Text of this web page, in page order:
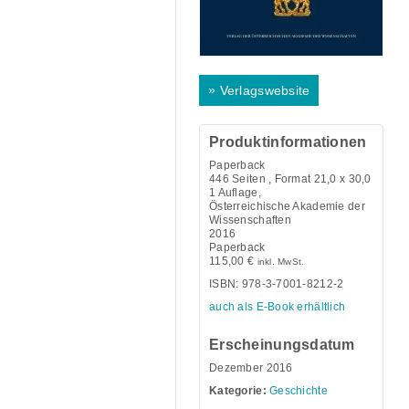
» Verlagswebsite
Produktinformationen
Paperback
446 Seiten , Format 21,0 x 30,0
1 Auflage,
Österreichische Akademie der
Wissenschaften
2016
Paperback
115,00 € inkl. MwSt.
ISBN: 978-3-7001-8212-2
auch als E-Book erhältlich
Erscheinungsdatum
Dezember 2016
Kategorie: Geschichte